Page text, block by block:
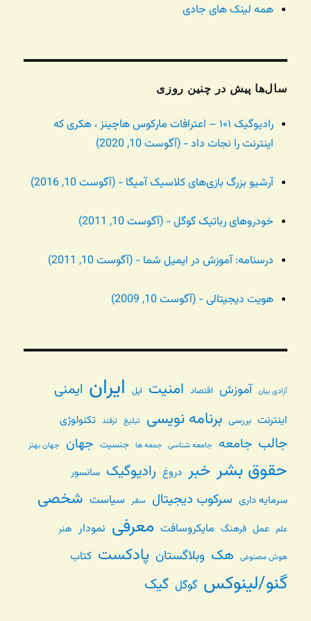
همه لینک های جادی
سال‌ها پیش در چنین روزی
رادیوگیک ۱۰۱ – اعترافات مارکوس هاچینز ، هکری که
اینترنت را نجات داد - (آگوست 10, 2020)
آرشیو بزرگ بازی‌های کلاسیک آمیگا - (آگوست 10, 2016)
خودروهای رباتیک گوگل - (آگوست 10, 2011)
درسنامه: آموزش در ایمیل شما - (آگوست 10, 2011)
هویت دیجیتالی - (آگوست 10, 2009)
آزادی بیان آموزش اقتصاد امنیت اپل ایران ایمنی
اینترنت بررسی برنامه نویسی تبلیغ ترفند تکنولوژی
جالب جامعه جامعه شناسی جمعه ها جنسیت جهان جهان بهتر
حقوق بشر خبر دروغ رادیوگیک سانسور
سرمایه داری سرکوب دیجیتال سفر سیاست شخصی
علم عمل فرهنگ مایکروسافت معرفی نمودار هنر
هوش مصنوعی هک وبلاگستان پادکست کتاب
گنو/لینوکس گوگل گیک